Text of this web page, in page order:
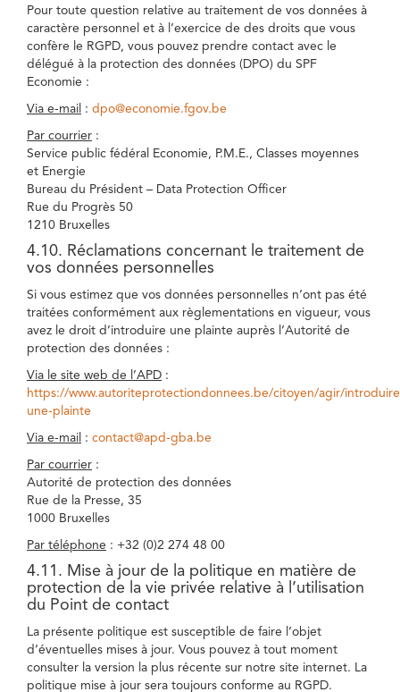
Pour toute question relative au traitement de vos données à
caractère personnel et à l’exercice de des droits que vous
confère le RGPD, vous pouvez prendre contact avec le
délégué à la protection des données (DPO) du SPF
Economie :
Via e-mail : dpo@economie.fgov.be
Par courrier :
Service public fédéral Economie, P.M.E., Classes moyennes
et Energie
Bureau du Président – Data Protection Officer
Rue du Progrès 50
1210 Bruxelles
4.10. Réclamations concernant le traitement de
vos données personnelles
Si vous estimez que vos données personnelles n’ont pas été
traitées conformément aux règlementations en vigueur, vous
avez le droit d’introduire une plainte auprès l’Autorité de
protection des données :
Via le site web de l’APD :
https://www.autoriteprotectiondonnees.be/citoyen/agir/
une-plainte
Via e-mail : contact@apd-gba.be
Par courrier :
Autorité de protection des données
Rue de la Presse, 35
1000 Bruxelles
Par téléphone : +32 (0)2 274 48 00
4.11. Mise à jour de la politique en matière de
protection de la vie privée relative à l’utilisation
du Point de contact
La présente politique est susceptible de faire l’objet
d’éventuelles mises à jour. Vous pouvez à tout moment
consulter la version la plus récente sur notre site internet. La
politique mise à jour sera toujours conforme au RGPD.